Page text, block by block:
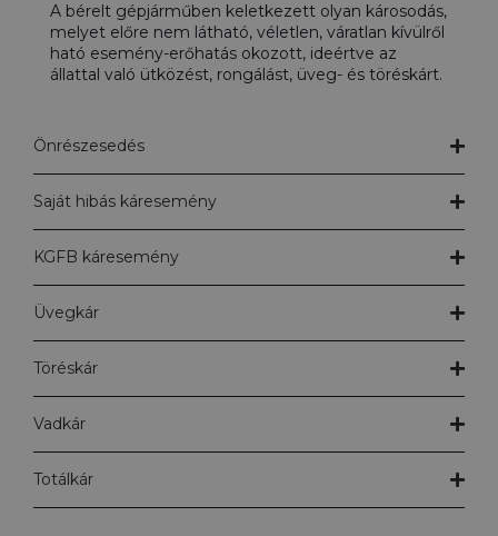
A bérelt gépjárműben keletkezett olyan károsodás,
melyet előre nem látható, véletlen, váratlan kívülről
ható esemény-erőhatás okozott, ideértve az
állattal való ütközést, rongálást, üveg- és töréskárt.
Önrészesedés
Saját hibás káresemény
KGFB káresemény
Üvegkár
Töréskár
Vadkár
Totálkár